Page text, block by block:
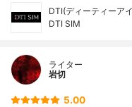
DTI(ディーティーア
DTI SIM
ライター
岩切
5.00